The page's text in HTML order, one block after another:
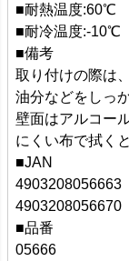
■耐熱温度:60℃
■耐冷温度:-10℃
■備考
取り付けの際は
油分などをしっ
壁面はアルコー
にくい布で拭く
■JAN
4903208056663
4903208056670
■品番
05666